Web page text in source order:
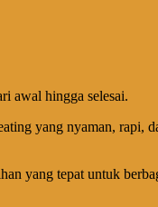
awal hingga selesai.
yang nyaman, rapi,
yang tepat untuk